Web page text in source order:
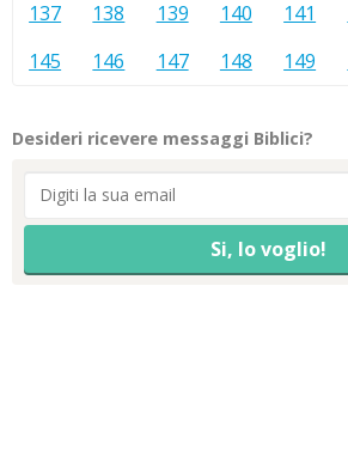
137
138 139 140 141
145
146 147 148 149
Desideri ricevere messaggi Biblici?